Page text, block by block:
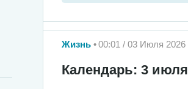
Жизнь 00:01 / 03 Июля 2026
Календарь: 3 июля